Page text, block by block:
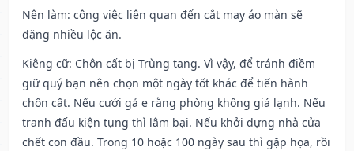
Nên làm: công việc liên quan đến cắt may áo màn sẽ
đặng nhiều lộc ăn.
Kiêng cữ: Chôn cất bị Trùng tang. Vì vậy, để tránh điềm
giữ quý bạn nên chọn một ngày tốt khác để tiến hành
chôn cất. Nếu cưới gả e rằng phòng không giá lạnh. Nếu
tranh đấu kiện tụng thì lâm bại. Nếu khởi dựng nhà cửa
chết con đầu. Trong 10 hoặc 100 ngày sau thì gặp họa, rồi